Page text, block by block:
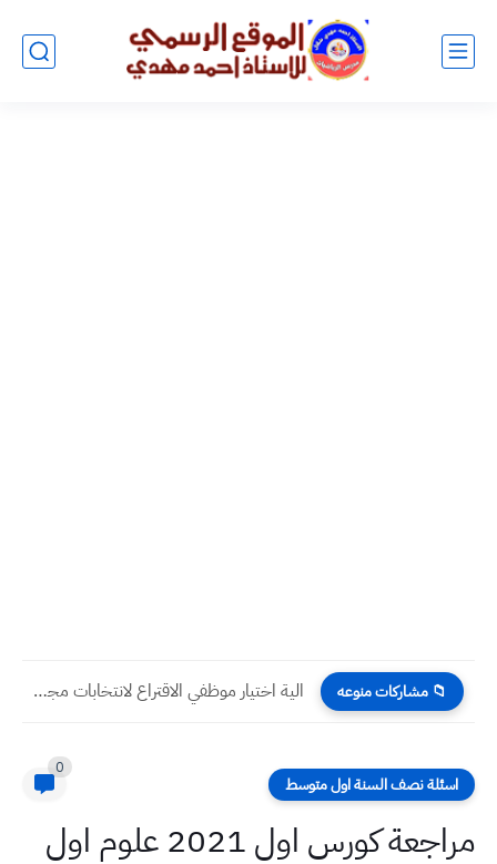
📁 مشاركات منوعه الية اختيار موظفي الاقتراع لانتخابات مجالس المحافظات 2023 في العراق
اسئلة نصف السنة اول متوسط
0
مراجعة كورس اول 2021 علوم اول